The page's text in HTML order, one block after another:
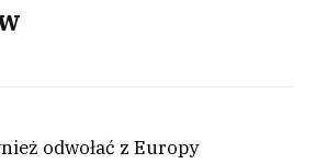
odwołać z Europy